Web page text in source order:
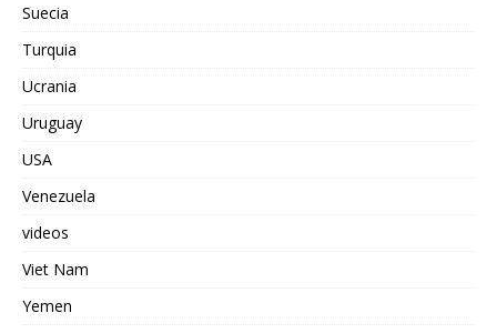
Suecia
Turquia
Ucrania
Uruguay
USA
Venezuela
videos
Viet Nam
Yemen